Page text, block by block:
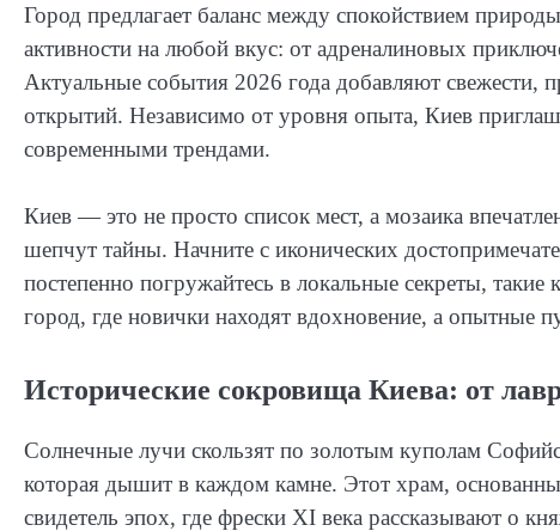
Город предлагает баланс между спокойствием
активности на любой вкус: от адреналиновых
Актуальные события 2026 года добавляют свежести,
открытий. Независимо от уровня опыта, Киев
современными трендами.
Киев — это не просто список мест, а мозаика
шепчут тайны. Начните с иконических
постепенно погружайтесь в локальные секреты,
город, где новички находят вдохновение, а опытные
Исторические сокровища Киева: от
Солнечные лучи скользят по золотым куполам
которая дышит в каждом камне. Этот храм,
свидетель эпох, где фрески XI века рассказывают о